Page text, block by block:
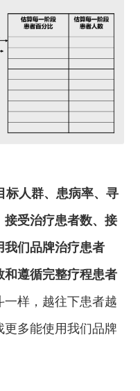
标人群、患病率、寻
受治疗患者数、接
我们品牌治疗患者
遵循完整疗程患者
一样，越往下患者越
多能使用我们品牌